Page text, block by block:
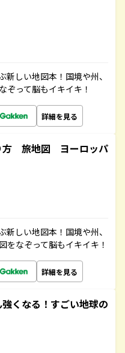
しい地図本！国境や州、
ぞって脳もイキイキ！
詳細を見る
方 旅地図 ヨーロッパ
しい地図本！国境や州、
をなぞって脳もイキイキ！
詳細を見る
くなる！すごい地球の